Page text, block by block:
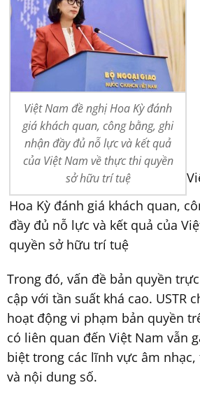
Việt Nam đề nghị Hoa Kỳ đánh
giá khách quan, công bằng, ghi
nhận đầy đủ nỗ lực và kết quả
của Việt Nam về thực thi quyền
sở hữu trí tuệ
Hoa Kỳ đánh giá khách quan,
đầy đủ nỗ lực và kết quả của
quyền sở hữu trí tuệ
Trong đó, vấn đề bản quyền
cập với tần suất khá cao. USTR
hoạt động vi phạm bản quyền
có liên quan đến Việt Nam vẫn
biệt trong các lĩnh vực âm
và nội dung số.